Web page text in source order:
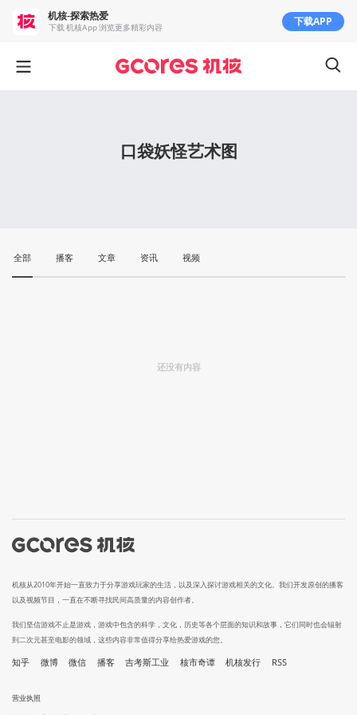
口袋妖怪艺术图
全部 播客 文章 资讯 视频
还没有内容
机核从2010年开始一直致力于分享游戏玩家的生活，以及深入探讨游戏相关的文化。我们开发原创的播客
以及视频节目，一直在不断寻找民间高质量的内容创作者。
我们坚信游戏不止是游戏，游戏中包含的科学，文化，历史等各个层面的知识和故事，它们同时也会辐射
到二次元甚至电影的领域，这些内容非常值得分享给热爱游戏的您。
知乎 微博 微信 播客 吉考斯工业 核市奇谭 机核发行 RSS
营业执照
机核-探索热爱
下载 机核App 浏览更多精彩内容 下载APP